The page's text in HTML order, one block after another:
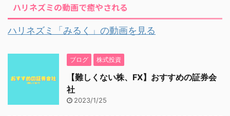
ハリネズミの動画で癒やされる
ハリネズミ「みるく」の動画を見る
ブログ 株式投資
【難しくない株、FX】おすすめの証券会
社
2023/1/25